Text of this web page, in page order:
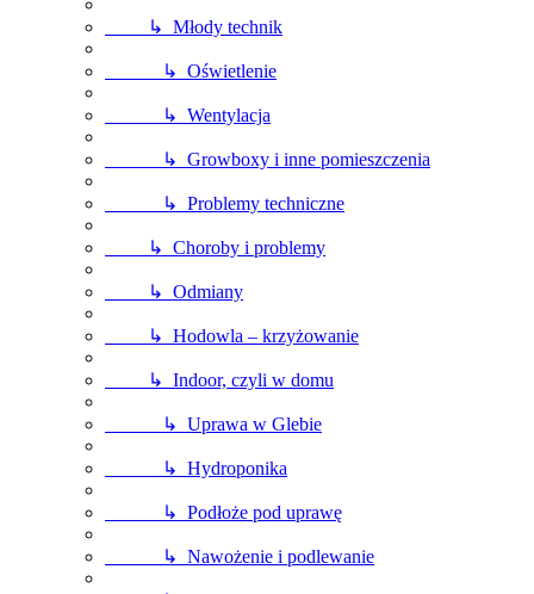
↳ Młody technik
↳ Oświetlenie
↳ Wentylacja
↳ Growboxy i inne pomieszczenia
↳ Problemy techniczne
↳ Choroby i problemy
↳ Odmiany
↳ Hodowla – krzyżowanie
↳ Indoor, czyli w domu
↳ Uprawa w Glebie
↳ Hydroponika
↳ Podłoże pod uprawę
↳ Nawożenie i podlewanie